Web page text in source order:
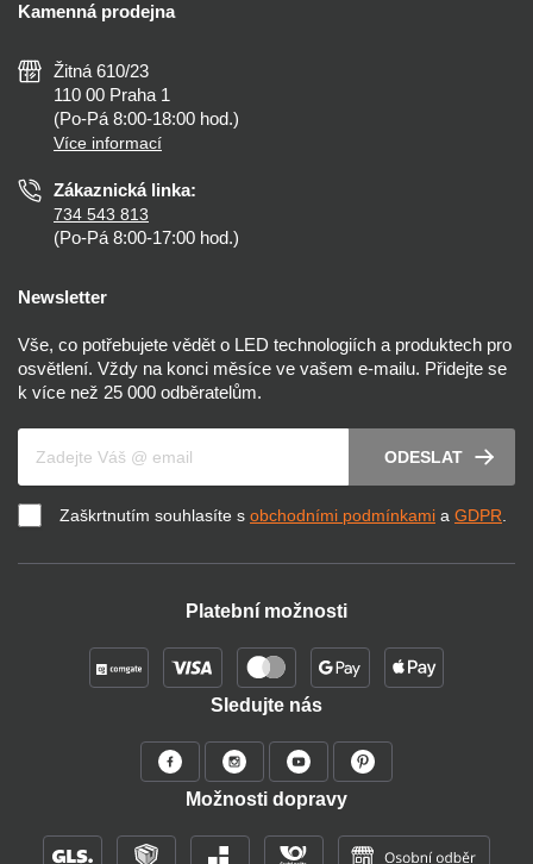
Montáž
Nejčastější dotazy
Než koupíte
Osvětlení dle místnosti
Reklamace a vrácení
Zásady ochrany soukromí
Nastavení cookies
Prohlášení o přístupnosti
Kamenná prodejna
Žitná 610/23
110 00 Praha 1
(Po-Pá 8:00-18:00 hod.)
Více informací
Zákaznická linka:
734 543 813
(Po-Pá 8:00-17:00 hod.)
Newsletter
Vše, co potřebujete vědět o LED technologiích a produktech pro
osvětlení. Vždy na konci měsíce ve vašem e-mailu. Přidejte se
k více než 25 000 odběratelům.
ODESLAT
Zaškrtnutím souhlasíte s obchodními podmínkami a GDPR.
Platební možnosti
Sledujte nás
Možnosti dopravy